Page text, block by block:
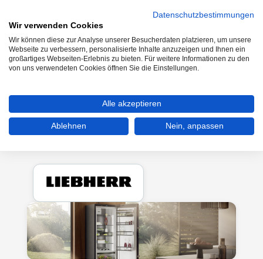
0
Einbau-Kühlschränke ab 85cm
Datenschutzbestimmungen
Wir verwenden Cookies
Wir können diese zur Analyse unserer Besucherdaten platzieren, um unsere
Webseite zu verbessern, personalisierte Inhalte anzuzeigen und Ihnen ein
großartiges Webseiten-Erlebnis zu bieten. Für weitere Informationen zu den
von uns verwendeten Cookies öffnen Sie die Einstellungen.
Alle akzeptieren
Ablehnen Nein, anpassen